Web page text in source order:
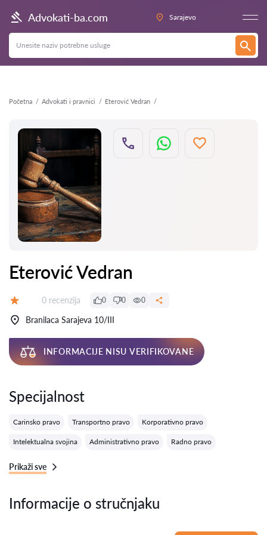
Advokati-ba.com Sarajevo
Početna Advokati i pravnici Eterović Vedran
Nazad
Eterović Vedran
Recenzija:
0 recenzija 0 0 0
Branilaca Sarajeva 10/III
INFORMACIJE NISU VERIFIKOVANE
Specijalnost
Carinsko pravo Transportno pravo Korporativno pravo
Intelektualna svojina Administrativno pravo Radno pravo
Prikaži sve
Informacije o stručnjaku